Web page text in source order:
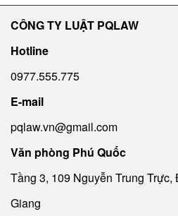
CÔNG TY LUẬT PQLAW
Hotline
0977.555.775
E-mail
pqlaw.vn@gmail.com
Văn phòng Phú Quốc
Tầng 3, 109 Nguyễn Trung
Giang